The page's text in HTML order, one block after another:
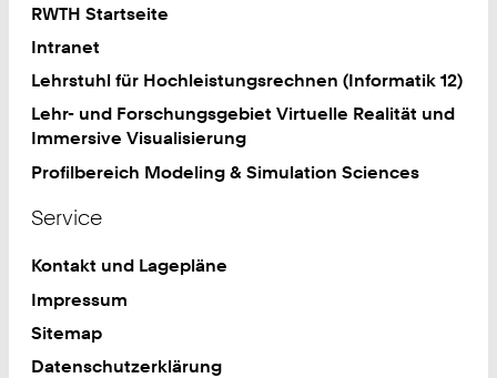
RWTH Startseite
Intranet
Lehrstuhl für Hochleistungsrechnen (Informatik 12)
Lehr- und Forschungsgebiet Virtuelle Realität und
Immersive Visualisierung
Profilbereich Modeling & Simulation Sciences
Service
Kontakt und Lagepläne
Impressum
Sitemap
Datenschutzerklärung